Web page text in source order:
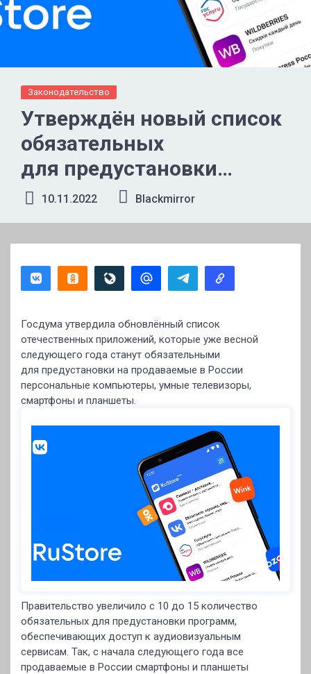
Законодательство
Утверждён новый список
обязательных
для предустановки
приложений — в него
вошёл RuStore
10.11.2022 Blackmirror
Госдума утвердила обновлённый список
отечественных приложений, которые уже весной
следующего года станут обязательными
для предустановки на продаваемые в России
персональные компьютеры, умные телевизоры,
смартфоны и планшеты.
Правительство увеличило с 10 до 15 количество
обязательных для предустановки программ,
обеспечивающих доступ к аудиовизуальным
сервисам. Так, с начала следующего года все
продаваемые в России смартфоны и планшеты